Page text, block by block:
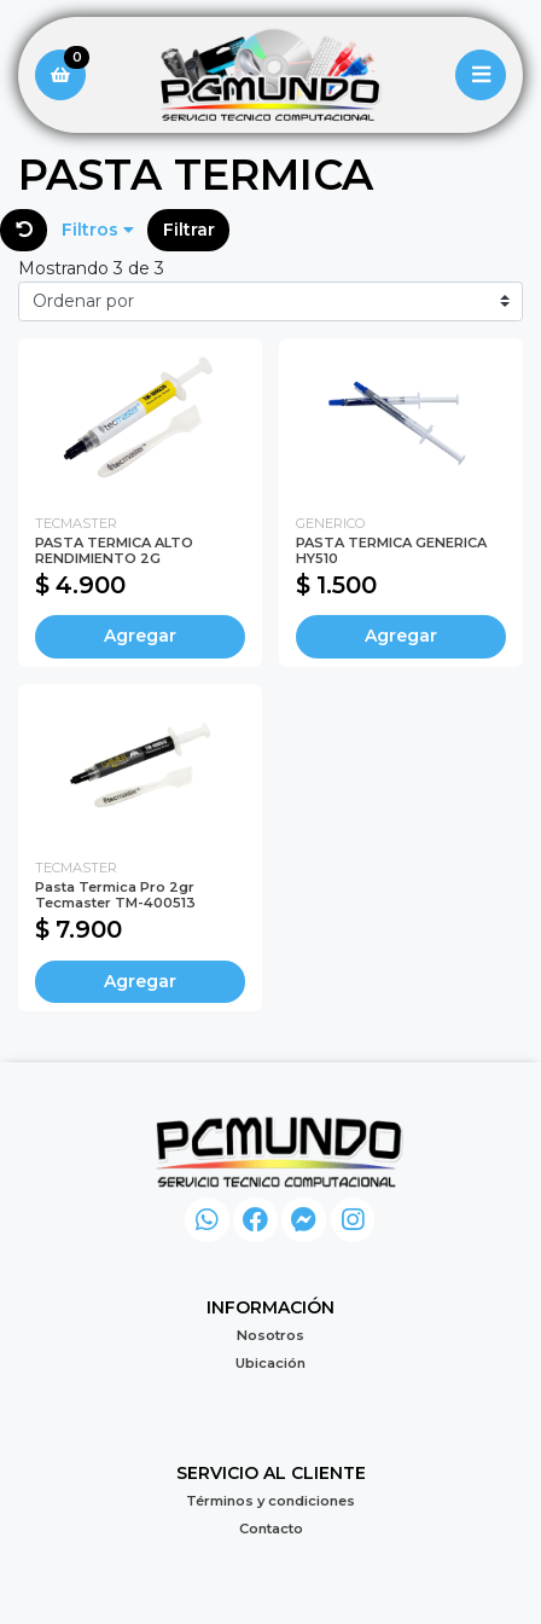
0
PASTA TERMICA
Filtros
Filtrar
Mostrando 3 de 3
TECMASTER
PASTA TERMICA ALTO
RENDIMIENTO 2G
$ 4.900
Agregar
GENERICO
PASTA TERMICA GENERICA
HY510
$ 1.500
Agregar
TECMASTER
Pasta Termica Pro 2gr
Tecmaster TM-400513
$ 7.900
Agregar
INFORMACIÓN
Nosotros
Ubicación
SERVICIO AL CLIENTE
Términos y condiciones
Contacto